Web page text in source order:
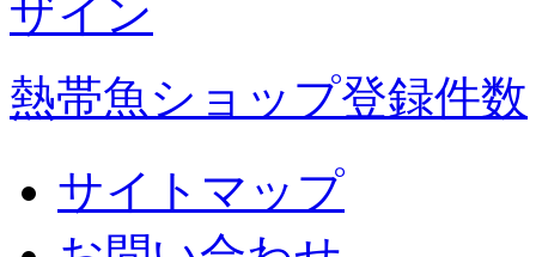
熱帯魚ショップ登録件数
サイトマップ